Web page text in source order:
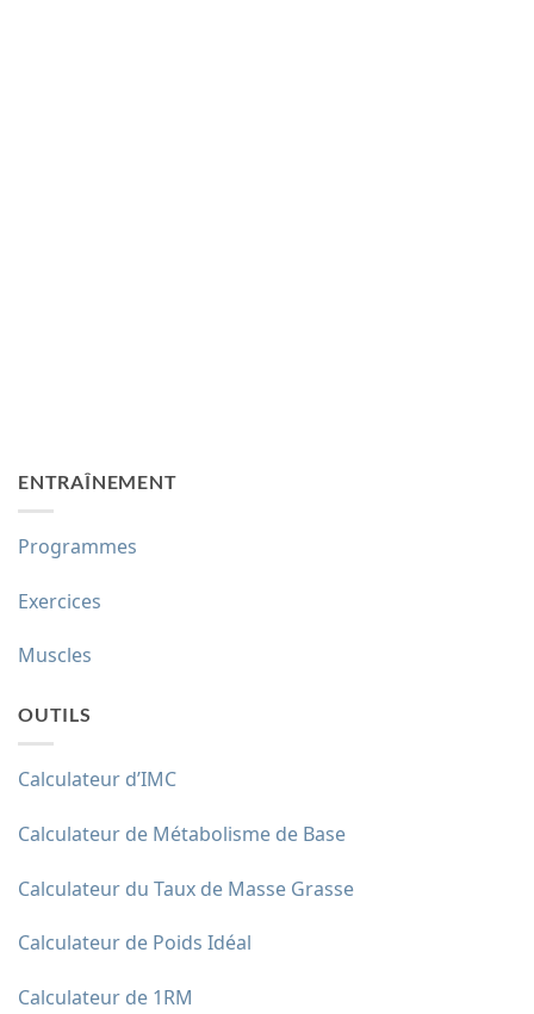
ENTRAÎNEMENT
Programmes
Exercices
Muscles
OUTILS
Calculateur d’IMC
Calculateur de Métabolisme de Base
Calculateur du Taux de Masse Grasse
Calculateur de Poids Idéal
Calculateur de 1RM